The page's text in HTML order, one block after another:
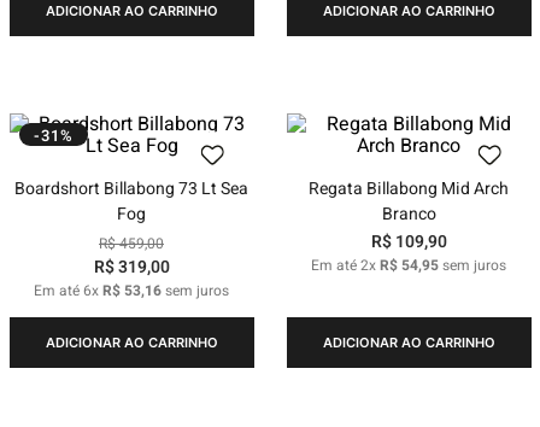
ADICIONAR AO CARRINHO ADICIONAR AO CARRINHO
-31%
Boardshort Billabong 73 Lt Sea
Fog
R$459,00
R$319,00
Em até6xR$ 53,16sem juros
ADICIONAR AO CARRINHO
Regata Billabong Mid Arch
Branco
R$ 109,90
Em até2xR$ 54,95sem juros
ADICIONAR AO CARRINHO